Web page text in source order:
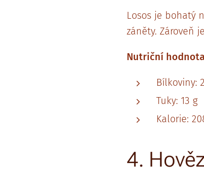
Losos je bohatý
záněty. Zároveň
Nutriční hodnota
Bílkoviny:
Tuky: 13 g
Kalorie:
4.